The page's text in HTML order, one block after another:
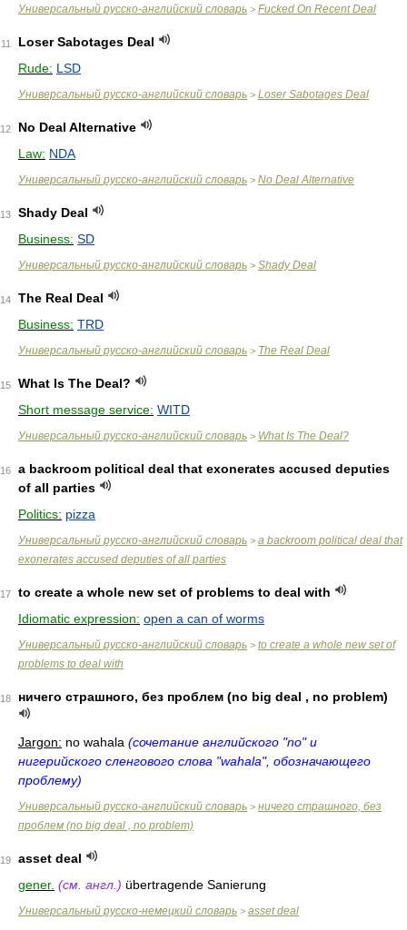
Универсальный русско-английский словарь > Fucked On Recent Deal
11
Loser Sabotages Deal
Rude: LSD
Универсальный русско-английский словарь > Loser Sabotages Deal
12
No Deal Alternative
Law: NDA
Универсальный русско-английский словарь > No Deal Alternative
13
Shady Deal
Business: SD
Универсальный русско-английский словарь > Shady Deal
14
The Real Deal
Business: TRD
Универсальный русско-английский словарь > The Real Deal
15
What Is The Deal?
Short message service: WITD
Универсальный русско-английский словарь > What Is The Deal?
16
a backroom political deal that exonerates accused deputies
of all parties
Politics: pizza
Универсальный русско-английский словарь > a backroom political deal that
exonerates accused deputies of all parties
17
to create a whole new set of problems to deal with
Idiomatic expression: open a can of worms
Универсальный русско-английский словарь > to create a whole new set of
problems to deal with
18 ничего страшного, без проблем (no big deal , no problem)
Jargon: no wahala (сочетание английского "no" и
нигерийского сленгового слова "wahala", обозначающего
проблему)
Универсальный русско-английский словарь > ничего страшного, без
проблем (no big deal , no problem)
19
asset deal
gener. (см. англ.) übertragende Sanierung
Универсальный русско-немецкий словарь > asset deal